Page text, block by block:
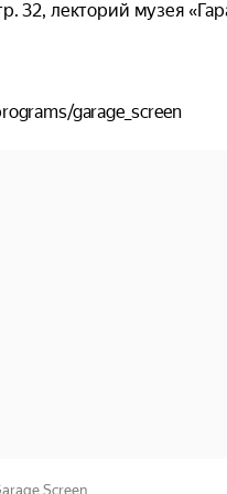
32, лекторий музея
garage_screen
Screen